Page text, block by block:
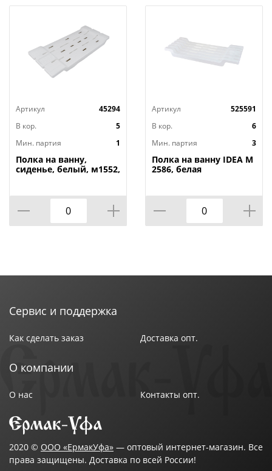
Покрытие: полимерно-порошковое
Материал: стальная труба - 16 мм, листовой металл
Размер в собранном виде: 380х350х930 мм
Цвет: бежевый
Вес: 4 кг
Бренд: «Исток»
Артикул
45294
В кор.
5
Мин. партия
1
Полка на ванну,
сиденье, белый, м1552,
Артикул
525591
В кор.
6
Мин. партия
3
Полка на ванну IDEA М
2586, белая
Сервис и поддержка
Как сделать заказ Доставка опт.
О компании
О нас Контакты опт.
2020 © ООО «ЕрмакУфа» — оптовый интернет-магазин. Все
права защищены. Доставка по всей России!